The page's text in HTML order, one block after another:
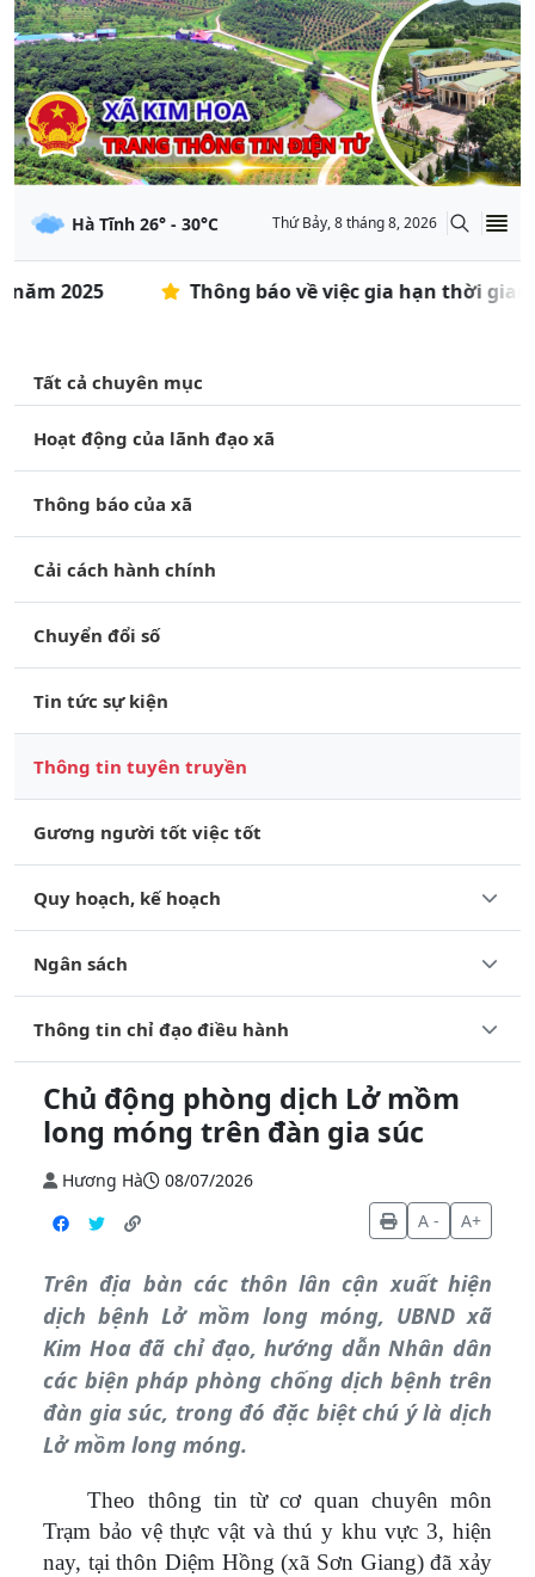
Hà Tĩnh 26° - 30°C Thứ Bảy, 8 tháng 8, 2026
2025 Thông báo về việc gia hạn thời gian
Tất cả chuyên mục
Hoạt động của lãnh đạo xã
Thông báo của xã
Cải cách hành chính
Chuyển đổi số
Tin tức sự kiện
Thông tin tuyên truyền
Gương người tốt việc tốt
Quy hoạch, kế hoạch
Ngân sách
Thông tin chỉ đạo điều hành
Chủ động phòng dịch Lở mồm
long móng trên đàn gia súc
Hương Hà
08/07/2026
A -
A+
Trên địa bàn các thôn lân cận xuất hiện
dịch bệnh Lở mồm long móng, UBND xã
Kim Hoa đã chỉ đạo, hướng dẫn Nhân dân
các biện pháp phòng chống dịch bệnh trên
đàn gia súc, trong đó đặc biệt chú ý là dịch
Lở mồm long móng.
Theo thông tin từ cơ quan chuyên môn
Trạm bảo vệ thực vật và thú y khu vực 3, hiện
nay, tại thôn Diệm Hồng (xã Sơn Giang) đã xảy